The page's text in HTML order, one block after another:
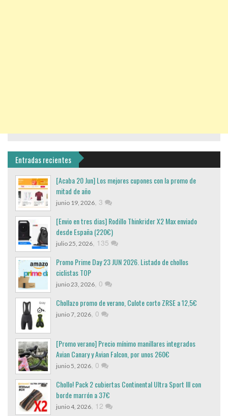
Entradas recientes
[Acaba 20 Jun] Los mejores cupones con la promo de
mitad de año
junio 19, 2026, 3
[Envio en tres dias] Rodillo Thinkrider X2 Max enviado
desde España (220€)
julio 25, 2026, 135
Promo Prime Day 23 JUN 2026. Listado de chollos
ciclistas TOP
junio 23, 2026, 0
Chollazo promo de verano, Culote corto ZRSE a 12,5€
junio 7, 2026, 0
[Promo verano] Precio mínimo manillares integrados
Avian Canary y Avian Falcon, por unos 260€
junio 5, 2026, 0
Chollo! Pack 2 cubiertas Continental Ultra Sport III con
borde marrón a 37€
junio 4, 2026, 12